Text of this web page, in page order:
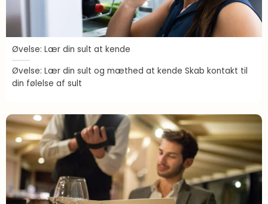
Øvelse: Lær din sult at kende
Øvelse: Lær din sult og mæthed at kende Skab kontakt til
din følelse af sult